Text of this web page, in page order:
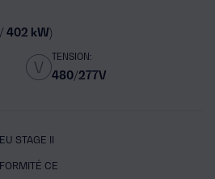
402 kW)
TENSION:
480/277V
STAGE II
CE